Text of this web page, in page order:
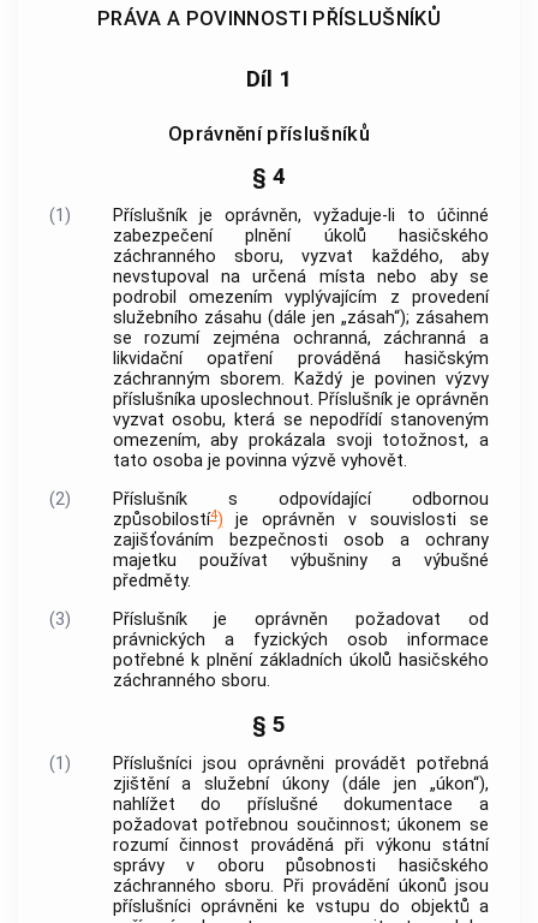
PRÁVA A POVINNOSTI PŘÍSLUŠNÍKŮ
Díl 1
Oprávnění příslušníků
§ 4
(1)
Příslušník je oprávněn, vyžaduje-li to účinné
zabezpečení plnění úkolů hasičského
záchranného sboru, vyzvat každého, aby
nevstupoval na určená místa nebo aby se
podrobil omezením vyplývajícím z provedení
služebního zásahu (dále jen „zásah“); zásahem
se rozumí zejména ochranná, záchranná a
likvidační opatření prováděná hasičským
záchranným sborem. Každý je povinen výzvy
příslušníka uposlechnout. Příslušník je oprávněn
vyzvat osobu, která se nepodřídí stanoveným
omezením, aby prokázala svoji totožnost, a
tato osoba je povinna výzvě vyhovět.
(2)
Příslušník s odpovídající odbornou
způsobilostí4) je oprávněn v souvislosti se
zajišťováním bezpečnosti osob a ochrany
majetku používat výbušniny a výbušné
předměty.
(3)
Příslušník je oprávněn požadovat od
právnických a fyzických osob informace
potřebné k plnění základních úkolů hasičského
záchranného sboru.
§ 5
(1)
Příslušníci jsou oprávněni provádět potřebná
zjištění a služebníúkony (dále jen „úkon“),
nahlížet do příslušné dokumentace a
požadovat potřebnou součinnost;úkonem se
rozumí činnost prováděná při výkonu státní
správy v oboru působnosti hasičského
záchranného sboru. Při provádění úkonů jsou
příslušníci oprávněni ke vstupu do objektů a